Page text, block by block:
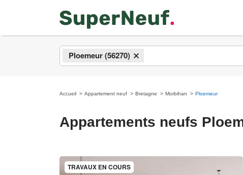
×
Ploemeur (56270)
Accueil Appartement neuf Bretagne Morbihan Ploemeur
Appartements neufs
TRAVAUX EN COURS